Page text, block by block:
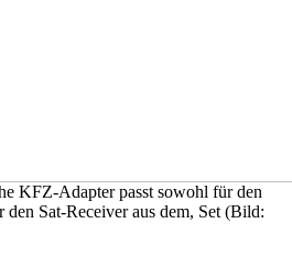
KFZ-Adapter passt sowohl für den
den Sat-Receiver aus dem, Set (Bild: